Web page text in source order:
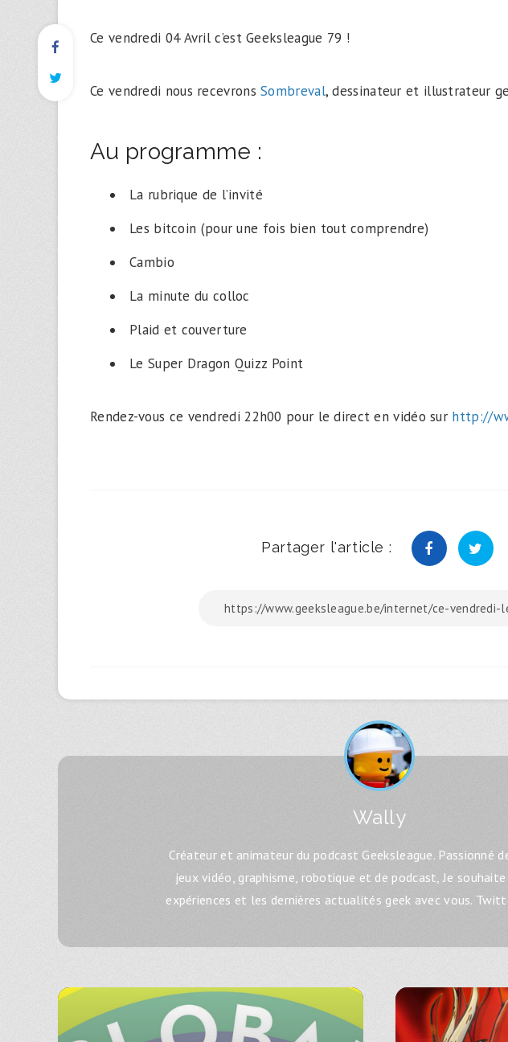
Ce vendredi 04 Avril c’est Geeksleague 79 !
Ce vendredi nous recevronsSombreval, dessinateur et illustrateur
Au programme :
La rubrique de l’invité
Les bitcoin (pour une fois bien tout comprendre)
Cambio
La minute du colloc
Plaid et couverture
Le Super Dragon Quizz Point
Rendez-vous ce vendredi 22h00 pour le direct en vidéo sur http://
Partager l'article :
Wally
Créateur et animateur du podcast Geeksleague. Passionné
jeux vidéo, graphisme, robotique et de podcast, Je
expériences et les dernières actualités geek avec vous.